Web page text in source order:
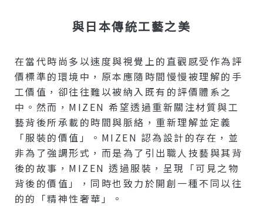
與日本傳統工藝之美
在當代時尚多以速度與視覺上的直觀感受作為評
價標準的環境中，原本應隨時間慢慢被理解的手
工價值，卻往往難以被納入既有的評價體系之
中。然而，MIZEN 希望透過重新關注材質與工
藝背後所承載的時間與脈絡，重新理解並定義
「服裝的價值」。MIZEN 認為設計的存在，並
非為了強調形式，而是為了引出職人技藝與其背
後的故事，MIZEN 透過服裝，呈現「可見之物
背後的價值」，同時也致力於開創一種不同以往
的的「精神性奢華」。